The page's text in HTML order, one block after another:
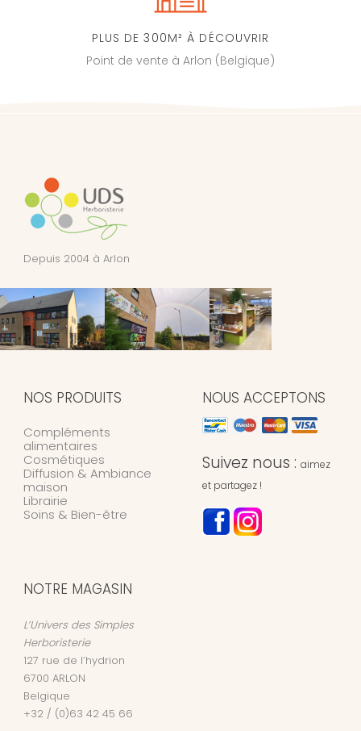
PLUS DE 300M² À DÉCOUVRIR
Point de vente à Arlon (Belgique)
Depuis 2004 à Arlon
NOS PRODUITS
Compléments
alimentaires
Cosmétiques
Diffusion & Ambiance
maison
Librairie
Soins & Bien-être
NOUS ACCEPTONS
Suivez nous : aimez
et partagez !
NOTRE MAGASIN
L’Univers des Simples
Herboristerie
127 rue de l’hydrion
6700 ARLON
Belgique
+32 / (0)63 42 45 66